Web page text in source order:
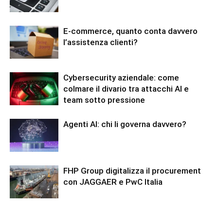
E-commerce, quanto conta davvero
l’assistenza clienti?
Cybersecurity aziendale: come
colmare il divario tra attacchi AI e
team sotto pressione
Agenti AI: chi li governa davvero?
FHP Group digitalizza il procurement
con JAGGAER e PwC Italia